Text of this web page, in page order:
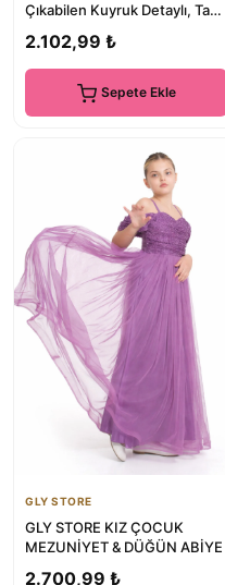
Çıkabilen Kuyruk Detaylı, Taçlı
2.102,99 ₺
Sepete Ekle
GLY STORE
GLY STORE KIZ ÇOCUK
MEZUNİYET & DÜĞÜN ABİYE
2.700,99 ₺